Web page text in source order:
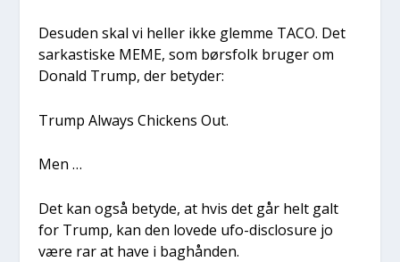
Des­u­den skal vi hel­ler ikke glem­me TACO. Det
sar­ka­sti­ske MEME, som børs­folk bru­ger om
Donald Trump, der bety­der:
Trump Always Chi­ck­ens Out.
Men …
Det kan også bety­de, at hvis det går helt galt
for Trump, kan den love­de ufo-disclo­su­re jo
være rar at have i bag­hån­den.